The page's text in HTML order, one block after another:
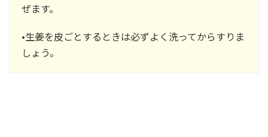
ぜます。
•生姜を皮ごとするときは必ずよく洗ってからすりま
しょう。